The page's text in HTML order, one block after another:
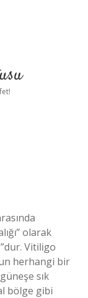
olarak
Vitiligo
herhangi bir
sık
bölge gibi